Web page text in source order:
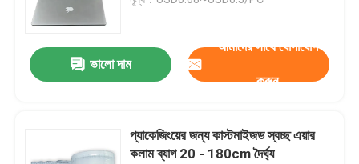
ভালো দাম
আমাদের সাথে যোগাযোগ
করুন
প্যাকেজিংয়ের জন্য কাস্টমাইজড স্বচ্ছ এয়ার
কলাম ব্যাগ 20 - 180cm দৈর্ঘ্য